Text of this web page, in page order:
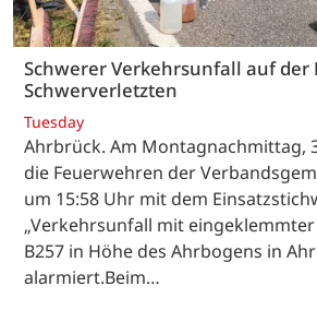
Schwerer Verkehrsunfall auf der
Schwerverletzten
Tuesday
Ahrbrück. Am Montagnachmittag,
die Feuerwehren der
um 15:58 Uhr mit dem
„Verkehrsunfall mit
B257 in Höhe des Ahrbogens in
alarmiert.Beim…